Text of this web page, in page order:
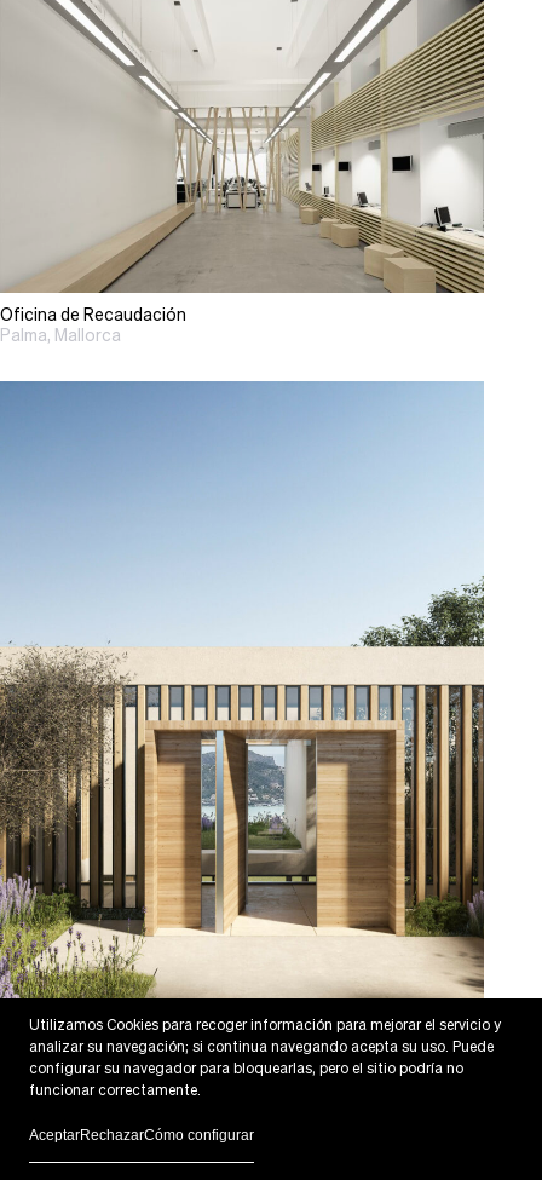
Utilizamos Cookies para recoger información para mejorar el servicio y
analizar su navegación; si continua navegando acepta su uso. Puede
configurar su navegador para bloquearlas, pero el sitio podría no
funcionar correctamente.
AceptarRechazarCómo configurar
Oficina de Recaudación
Palma, Mallorca
Montport House
Puerto de Andratx, Mallorca